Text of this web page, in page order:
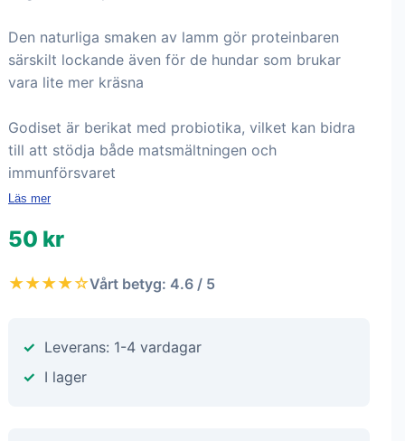
Den naturliga smaken av lamm gör proteinbaren
särskilt lockande även för de hundar som brukar
vara lite mer kräsna
Godiset är berikat med probiotika, vilket kan bidra
till att stödja både matsmältningen och
immunförsvaret
Läs mer
50 kr
★★★★☆Vårt betyg: 4.6 / 5
Leverans: 1-4 vardagar
I lager